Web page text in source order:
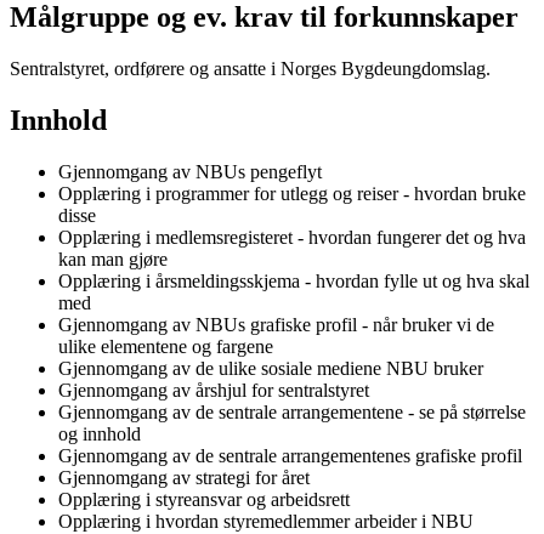
Målgruppe og ev. krav til forkunnskaper
Sentralstyret, ordførere og ansatte i Norges Bygdeungdomslag.
Innhold
Gjennomgang av NBUs pengeflyt
Opplæring i programmer for utlegg og reiser - hvordan bruke
disse
Opplæring i medlemsregisteret - hvordan fungerer det og hva
kan man gjøre
Opplæring i årsmeldingsskjema - hvordan fylle ut og hva skal
med
Gjennomgang av NBUs grafiske profil - når bruker vi de
ulike elementene og fargene
Gjennomgang av de ulike sosiale mediene NBU bruker
Gjennomgang av årshjul for sentralstyret
Gjennomgang av de sentrale arrangementene - se på størrelse
og innhold
Gjennomgang av de sentrale arrangementenes grafiske profil
Gjennomgang av strategi for året
Opplæring i styreansvar og arbeidsrett
Opplæring i hvordan styremedlemmer arbeider i NBU